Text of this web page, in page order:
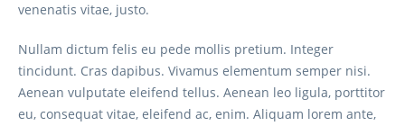
venenatis vitae, justo.
Nullam dictum felis eu pede mollis pretium. Integer
tincidunt. Cras dapibus. Vivamus elementum semper nisi.
Aenean vulputate eleifend tellus. Aenean leo ligula, porttitor
eu, consequat vitae, eleifend ac, enim. Aliquam lorem ante,